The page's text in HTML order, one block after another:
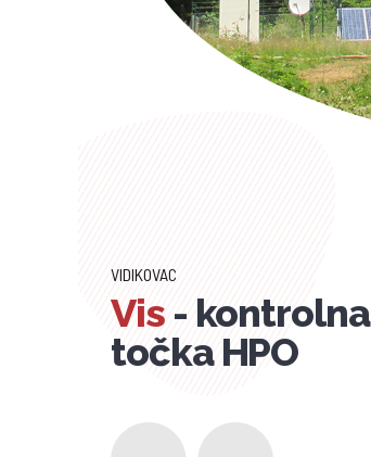
VIDIKOVAC
Vis - kontrolna
točka HPO